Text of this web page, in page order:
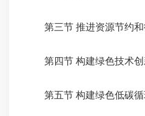
第三节 推进资源节约和
第四节 构建绿色技术
第五节 构建绿色低碳